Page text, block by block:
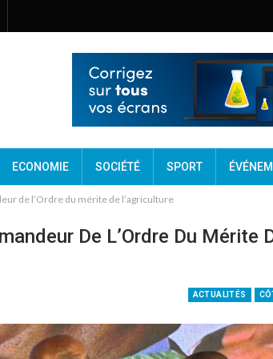
ECONOMIE SOCIÉTÉ SPORT
de l’Ordre du mérite de l’agriculture
De L’Ordre Du Mérite
ACTUALITÉS